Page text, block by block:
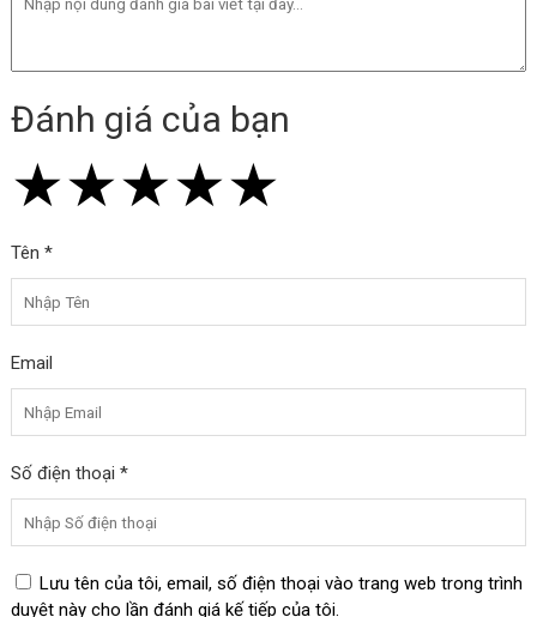
Đánh giá của bạn
★
★★
★★★
★★★★
★★★★★
Tên *
Email
Số điện thoại *
Lưu tên của tôi, email, số điện thoại vào trang web trong trình
duyệt này cho lần đánh giá kế tiếp của tôi.